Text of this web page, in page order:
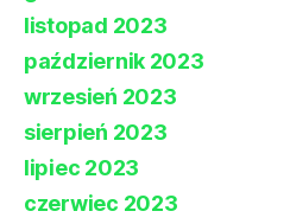
listopad 2023
październik 2023
wrzesień 2023
sierpień 2023
lipiec 2023
czerwiec 2023